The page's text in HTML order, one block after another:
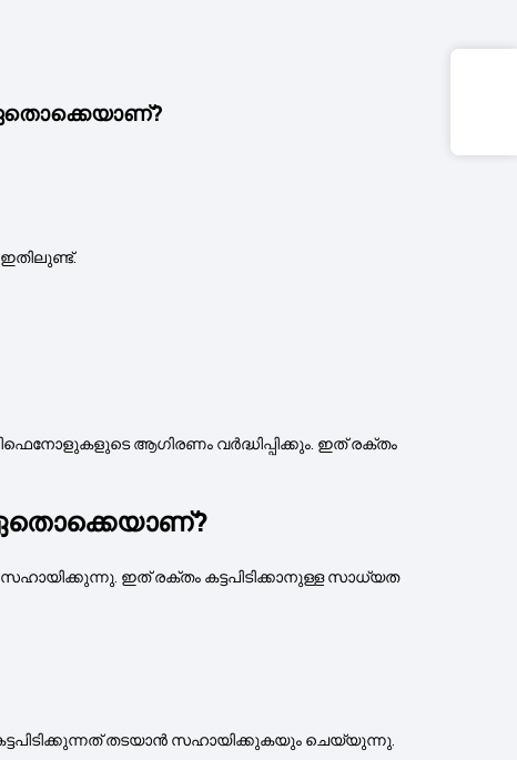
ആഗിരണം വർദ്ധിപ്പിക്കും. ഇത് രക്തം
ഏതൊക്കെയാണ്?
ഇത് രക്തം കട്ടപിടിക്കാനുള്ള സാധ്യത
തടയാൻ സഹായിക്കുകയും ചെയ്യുന്നു.